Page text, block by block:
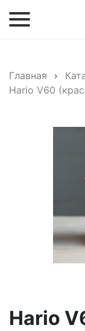
Главная
Hario V60
Hario